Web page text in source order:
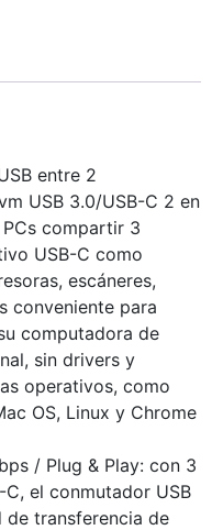
entre 2
USB 3.0/USB-C 2 en
compartir 3
USB-C como
escáneres,
conveniente para
computadora de
sin drivers y
operativos, como
OS, Linux y Chrome
/ Plug & Play: con 3
el conmutador USB
de transferencia de